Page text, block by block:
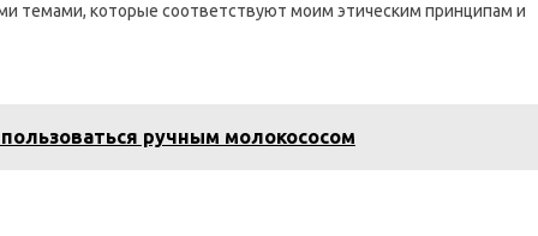
темами, которые соответствуют моим этическим принципам и
пользоваться ручным молокососом